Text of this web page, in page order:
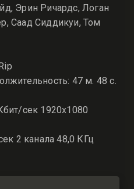
Эрин Ричардс, Логан
Саад Сиддикуи, Том
47 м. 48 с.
сек 1920x1080
2 канала 48,0 КГц